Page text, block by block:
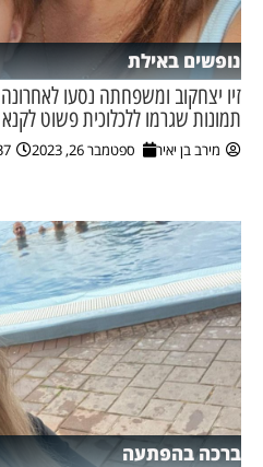
עסקים
נופשים באילת
זיו יצחקוב ומשפחתה נסעו
תמונות שגרמו ללכלוכית פשוט לקנא
מירב בן יאיר ספטמבר 26, 2023
ברכה בהפתעה